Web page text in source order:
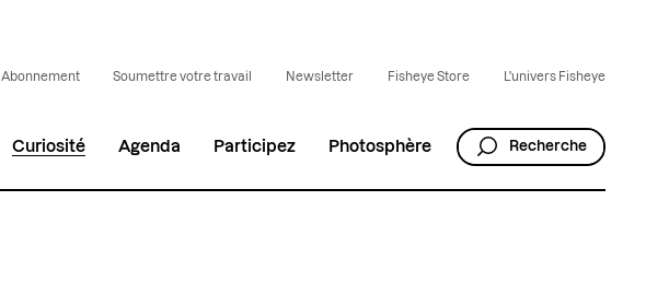
Abonnement Soumettre votre travail Newsletter Fisheye Store L'univers Fisheye
Curiosité Agenda Participez Photosphère Recherche